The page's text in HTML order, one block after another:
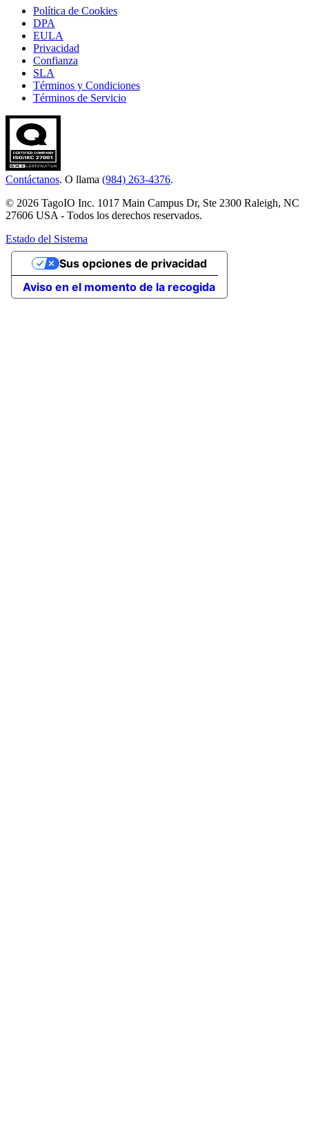
Política de Cookies
DPA
EULA
Privacidad
Confianza
SLA
Términos y Condiciones
Términos de Servicio
Contáctanos. O llama (984) 263-4376.
© 2026 TagoIO Inc. 1017 Main Campus Dr, Ste 2300 Raleigh, NC
27606 USA - Todos los derechos reservados.
Estado del Sistema
Aviso en el momento de la recogida
Sus opciones de privacidad